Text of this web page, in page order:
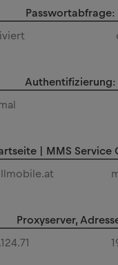
Passwortabfrage:
Authentifizierung:
| MMS Service
Proxyserver,